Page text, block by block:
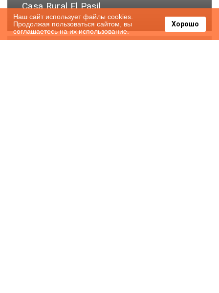
Casa Rural El Pasil
Наш сайт использует файлы cookies.
Продолжая пользоваться сайтом, вы
соглашаетесь на их использование.
Хорошо